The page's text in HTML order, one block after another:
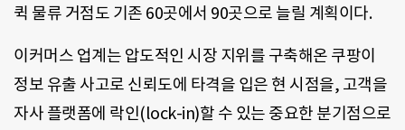
퀵 물류 거점도 기존 60곳에서 90곳으로 늘릴 계획이다.
이커머스 업계는 압도적인 시장 지위를 구축해온 쿠팡이
정보 유출 사고로 신뢰도에 타격을 입은 현 시점을, 고객을
자사 플랫폼에 락인(lock-in)할 수 있는 중요한 분기점으로